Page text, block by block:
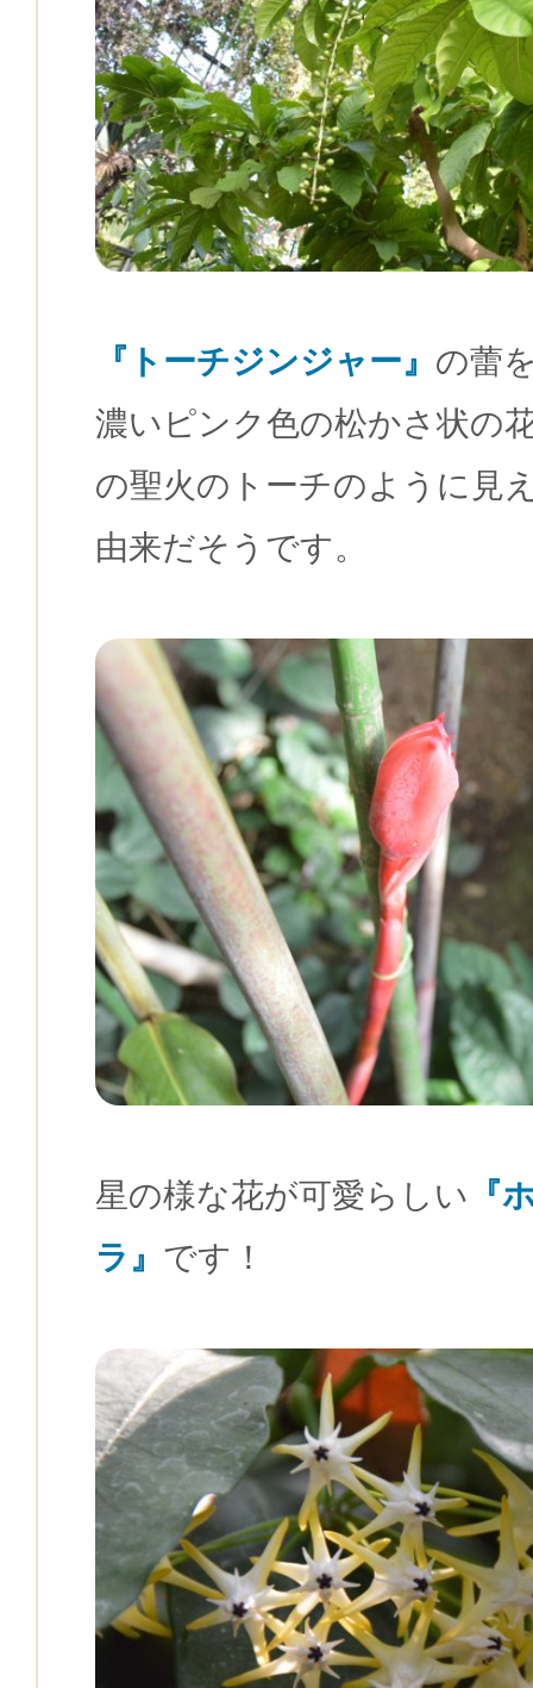
『 ト ーチジンジャー』 の蕾
濃いピンク色の松かさ状の
の聖火のトーチのように見
由来だそうです。
星の様な花が可愛らしい 『
ラ』 です！